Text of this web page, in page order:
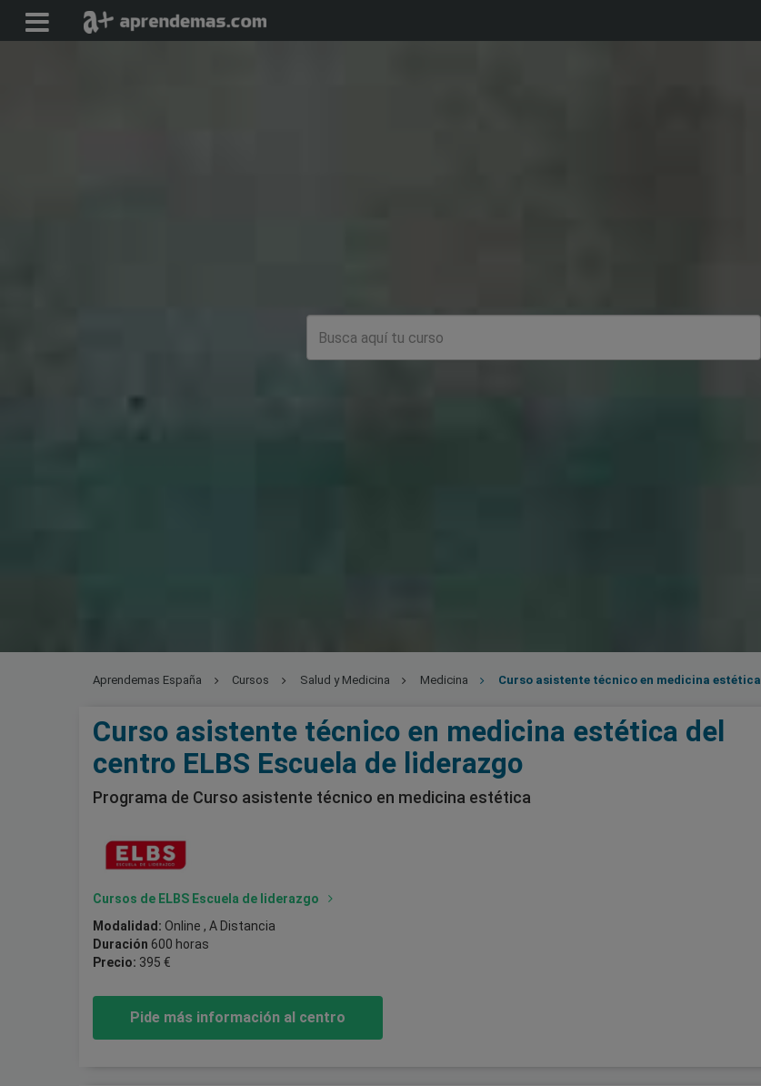
Aprendemas España Cursos Salud y Medicina Medicina Curso asistente técnico en medicina estética
Curso asistente técnico en medicina estética del
centro ELBS Escuela de liderazgo
Programa de Curso asistente técnico en medicina estética
Cursos de ELBS Escuela de liderazgo
Modalidad: Online , A Distancia
Duración 600 horas
Precio: 395 €
Pide más información al centro